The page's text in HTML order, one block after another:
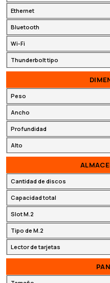
Ethernet
Bluetooth
Wi-Fi
Thunderbolt tipo
Peso
Ancho
Profundidad
Alto
Cantidad de discos
Capacidad total
Slot M.2
Tipo de M.2
Lector de tarjetas